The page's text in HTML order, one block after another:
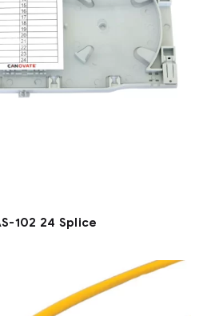
102 24 Splice